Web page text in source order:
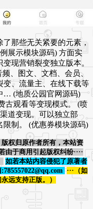
那些无关紧要的元素，
展示模块源码) 方面实
现营销裂变独立版本。
、图文、文档、会员、
变、流量主、在线下载等
… (地质公园官网源码)
古观看等变现模式。 (喷
道变现。可以独立部
制。 (优惠券模块源码)
权归原作者所有，本站资
由于商用引起版权纠纷····
如若本站内容侵犯了原著者
···（如
远支持正版。）